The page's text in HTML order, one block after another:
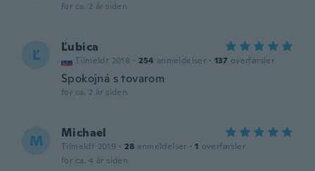
for ca. 2 år siden
Ľ Ľubica
Tilmeldt 2018 · 254 anmeldelser · 137 overførsler
Spokojná s tovarom
for ca. 2 år siden
M Michael
Tilmeldt 2019 · 28 anmeldelser · 1 overførsler
for ca. 4 år siden